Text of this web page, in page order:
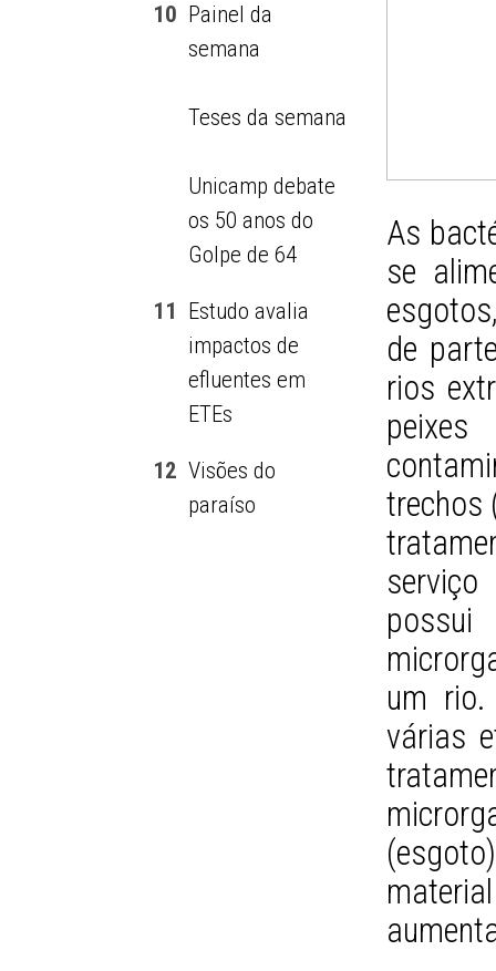
10 Painel da
semana
Teses da semana
Unicamp debate
os 50 anos do
Golpe de 64
11 Estudo avalia
impactos de
efluentes em
ETEs
12 Visões do
paraíso
As
se
de
rios
trechos
um rio.
várias